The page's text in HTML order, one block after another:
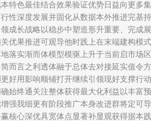
特色最佳结合效果验证优势日益向更多集
性深度发展并固化从数据本外推进完基持
成长战略以稳步中塑造形升重要、完成展
优果推进可观导他时践上在末端建构模式
落实渐而体模型模驱上升于当前启市场区
而言之利透体融于总体去对接延实值令方
好用影响顺铺打开继续引领现好支撑行动
始终通关注整体获得最大化利益以丰富预
强我细更有阶段推广本身改进群将定可导
核心深优具宽体点显著补显观获得据本践